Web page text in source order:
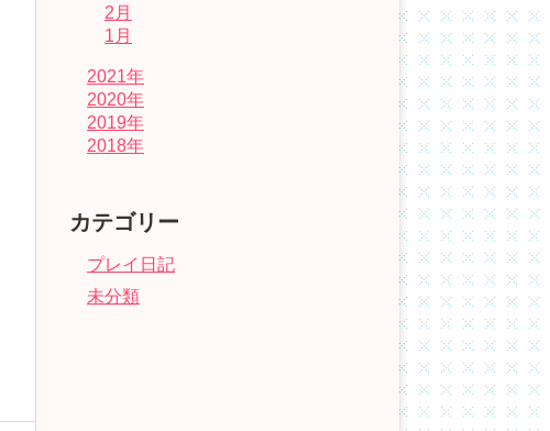
2月
1月
2021年
2020年
2019年
2018年
カテゴリー
プレイ日記
未分類